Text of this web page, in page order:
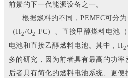
前景的下一代能源设备之一。
根据燃料的不同，PEMFC可分
（H2/O2 FC）、直接甲醇燃料电池
电池和直接乙醇燃料电池。其中，H2
多的研究，因为前者具有最高的功率
后者具有简化的燃料电池系统、更便